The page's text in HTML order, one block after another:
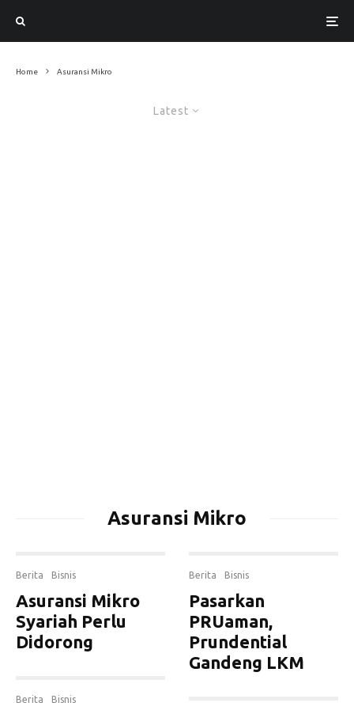
Home Asuransi Mikro
Latest
Asuransi Mikro
Berita Bisnis
Asuransi Mikro
Syariah Perlu
Didorong
Berita Bisnis
Berita Bisnis
Pasarkan
PRUaman,
Prundential
Gandeng LKM